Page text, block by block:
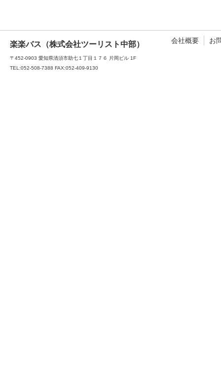
楽楽バス（株式会社ツーリスト中部）
〒452-0903 愛知県清須市助七１丁目１７６ 片岡ビル 1F
TEL:052-508-7388 FAX:052-409-9130
会社概要 お